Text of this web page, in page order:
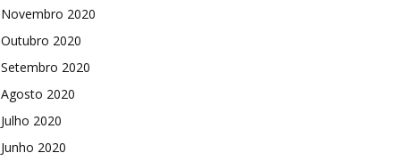
Novembro 2020
Outubro 2020
Setembro 2020
Agosto 2020
Julho 2020
Junho 2020